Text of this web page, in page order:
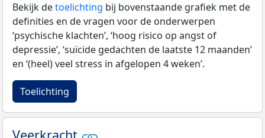
Bekijk detoelichting bij bovenstaande grafiek met de
definities en de vragen voor de onderwerpen
‘psychische klachten’, ‘hoog risico op angst of
depressie’, ‘suïcide gedachten de laatste 12 maanden’
en ‘(heel) veel stress in afgelopen 4 weken’.
Toelichting